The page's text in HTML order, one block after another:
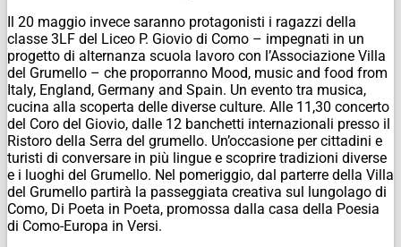
Il 20 maggio invece saranno protagonisti i ragazzi della
classe 3LF del Liceo P. Giovio di Como – impegnati in un
progetto di alternanza scuola lavoro con l’Associazione Villa
del Grumello – che proporranno Mood, music and food from
Italy, England, Germany and Spain. Un evento tra musica,
cucina alla scoperta delle diverse culture. Alle 11,30 concerto
del Coro del Giovio, dalle 12 banchetti internazionali presso il
Ristoro della Serra del grumello. Un’occasione per cittadini e
turisti di conversare in più lingue e scoprire tradizioni diverse
e i luoghi del Grumello. Nel pomeriggio, dal parterre della Villa
del Grumello partirà la passeggiata creativa sul lungolago di
Como, Di Poeta in Poeta, promossa dalla casa della Poesia
di Como-Europa in Versi.